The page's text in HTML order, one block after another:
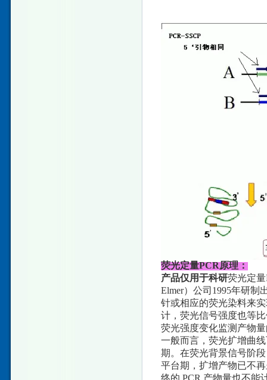
荧光定量PCR原理：
产品仅用于科研荧光定量
Elmer）公司1995年研制
针或相应的荧光染料来
计，荧光信号强度也等
荧光强度变化监测产物
一般而言，荧光扩增曲
期。在荧光背景信号阶
平台期，扩增产物已不
终的 PCR 产物量也不能